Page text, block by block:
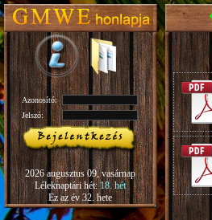
Azonosító:
Jelszó:
2026 augusztus 09, vasárnap
Léleknaptári hét:18. hét
Ez az év 32. hete